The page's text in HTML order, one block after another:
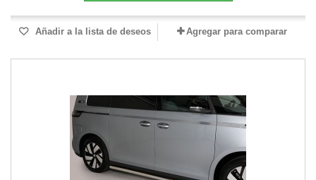
Añadir a la lista de deseos Agregar para comparar